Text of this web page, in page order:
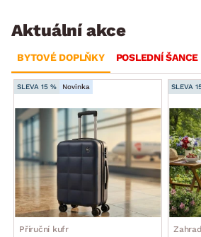
Aktuální akce
BYTOVÉ DOPLŇKY POSLEDNÍ ŠANCE
SLEVA 15 % Novinka
Příruční kufr
SLEVA